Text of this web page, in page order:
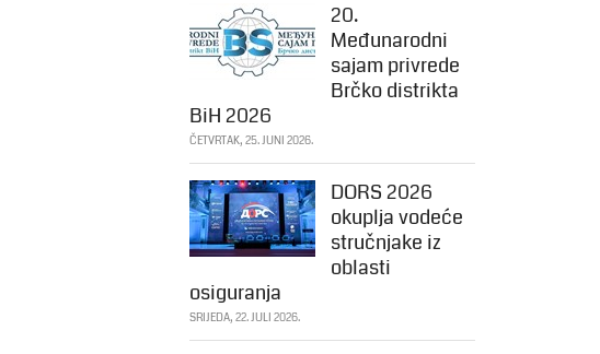
20.
Međunarodni
sajam privrede
Brčko distrikta
BiH 2026
ČETVRTAK, 25. JUNI 2026.
DORS 2026
okuplja vodeće
stručnjake iz
oblasti
osiguranja
SRIJEDA, 22. JULI 2026.